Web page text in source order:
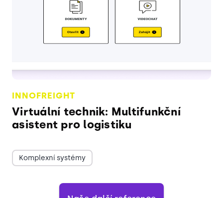
INNOFREIGHT
Virtuální technik: Multifunkční
asistent pro logistiku
Komplexní systémy